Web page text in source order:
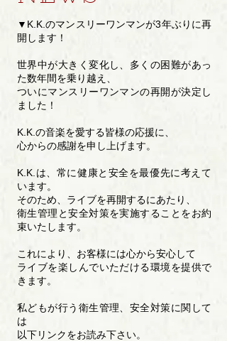
▼K.K.のマンスリーワンマンが3年ぶりに再
開します！
世界中が大きく変化し、多くの困難があっ
た数年間を乗り越え、
ついにマンスリーワンマンの再開が決定し
ました！
K.K.の音楽を愛する皆様の応援に、
心からの感謝を申し上げます。
K.K.は、常に健康と安全を最優先に考えて
います。
そのため、ライブを再開するにあたり、
衛生管理と安全対策を実施することをお約
束いたします。
これにより、お客様には心から安心して
ライブを楽しんでいただける環境を提供で
きます。
私どもが行う衛生管理、安全対策に関して
は
以下リンクをお読み下さい。